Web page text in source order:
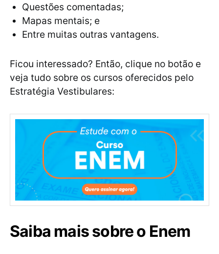
Questões comentadas;
Mapas mentais; e
Entre muitas outras vantagens.
Ficou interessado? Então, clique no botão e
veja tudo sobre os cursos oferecidos pelo
Estratégia Vestibulares:
Saiba mais sobre o Enem